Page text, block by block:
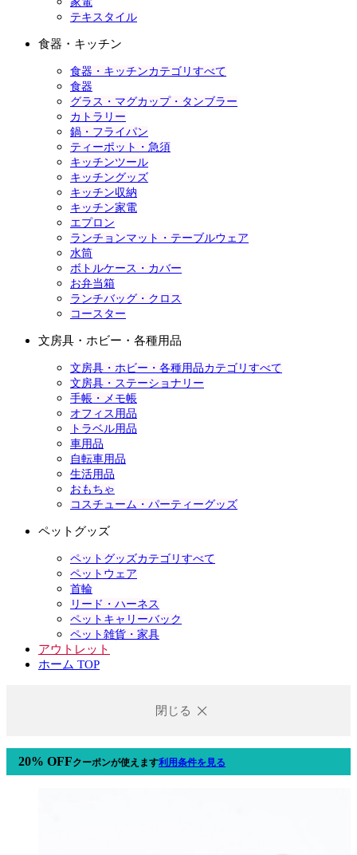
テキスタイル
食器・キッチン
食器・キッチンカテゴリすべて
食器
グラス・マグカップ・タンブラー
カトラリー
鍋・フライパン
ティーポット・急須
キッチンツール
キッチングッズ
キッチン収納
キッチン家電
エプロン
ランチョンマット・テーブルウェア
水筒
ボトルケース・カバー
お弁当箱
ランチバッグ・クロス
コースター
文房具・ホビー・各種用品
文房具・ホビー・各種用品カテゴリすべて
文房具・ステーショナリー
手帳・メモ帳
オフィス用品
トラベル用品
車用品
自転車用品
生活用品
おもちゃ
コスチューム・パーティーグッズ
ペットグッズ
ペットグッズカテゴリすべて
ペットウェア
首輪
リード・ハーネス
ペットキャリーバック
ペット雑貨・家具
アウトレット
ホーム TOP
閉じる
20% OFFクーポンが使えます利用条件を見る